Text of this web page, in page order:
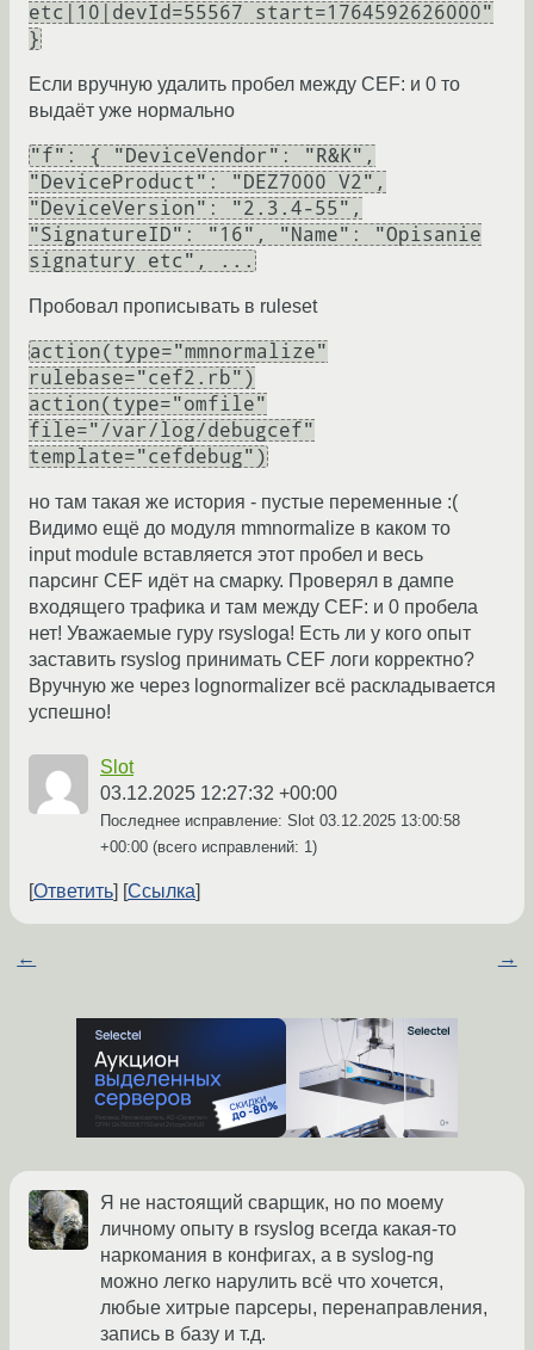
etc|10|devId=55567 start=1764592626000"
}
Если вручную удалить пробел между CEF: и 0 то
выдаёт уже нормально
"f": { "DeviceVendor": "R&K",
"DeviceProduct": "DEZ7000 V2",
"DeviceVersion": "2.3.4-55",
"SignatureID": "16", "Name": "Opisanie
signatury etc", ...
Пробовал прописывать в ruleset
action(type="mmnormalize"
rulebase="cef2.rb")
action(type="omfile"
file="/var/log/debugcef"
template="cefdebug")
но там такая же история - пустые переменные :(
Видимо ещё до модуля mmnormalize в каком то
input module вставляется этот пробел и весь
парсинг CEF идёт на смарку. Проверял в дампе
входящего трафика и там между CEF: и 0 пробела
нет! Уважаемые гуру rsysloga! Есть ли у кого опыт
заставить rsyslog принимать CEF логи корректно?
Вручную же через lognormalizer всё раскладывается
успешно!
Slot
03.12.2025 12:27:32 +00:00
Последнее исправление: Slot 03.12.2025 13:00:58
+00:00 (всего исправлений: 1)
Ответить Ссылка
← →
Я не настоящий сварщик, но по моему
личному опыту в rsyslog всегда какая-то
наркомания в конфигах, а в syslog-ng
можно легко нарулить всё что хочется,
любые хитрые парсеры, перенаправления,
запись в базу и т.д.